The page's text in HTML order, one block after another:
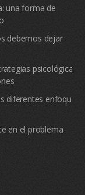
una forma de
debemos dejar
psicológicas
diferentes enfoques
en el problema